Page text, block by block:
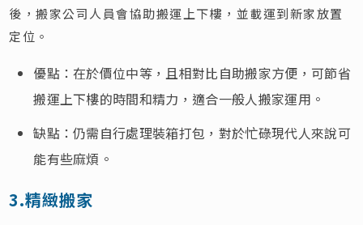
後，搬家公司人員會協助搬運上下樓，並載運到新家放置
定位。
優點：在於價位中等，且相對比自助搬家方便，可節省
搬運上下樓的時間和精力，適合一般人搬家運用。
缺點：仍需自行處理裝箱打包，對於忙碌現代人來說可
能有些麻煩。
3.精緻搬家